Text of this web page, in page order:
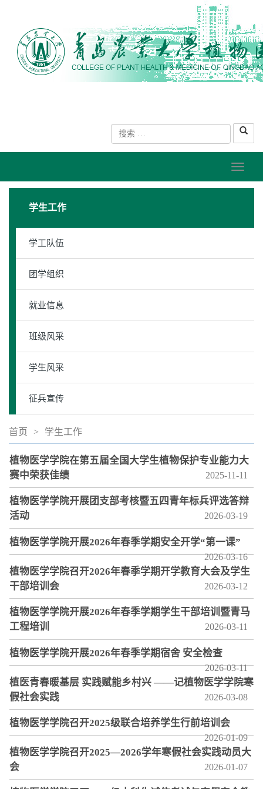
学生工作
学工队伍
团学组织
就业信息
班级风采
学生风采
征兵宣传
首页 > 学生工作
植物医学学院在第五届全国大学生植物保护专业能力大
赛中荣获佳绩
2025-11-11
植物医学学院开展团支部考核暨五四青年标兵评选答辩
活动
2026-03-19
植物医学学院开展2026年春季学期安全开学“第一课”
2026-03-16
植物医学学院召开2026年春季学期开学教育大会及学生
干部培训会
2026-03-12
植物医学学院开展2026年春季学期学生干部培训暨青马
工程培训
2026-03-11
植物医学学院开展2026年春季学期宿舍 安全检查
2026-03-11
植医青春暖基层 实践赋能乡村兴 ——记植物医学学院寒
假社会实践
2026-03-08
植物医学学院召开2025级联合培养学生行前培训会
2026-01-09
植物医学学院召开2025—2026学年寒假社会实践动员大
会
2026-01-07